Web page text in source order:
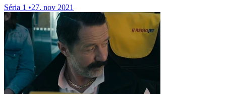
Séria 1 •27. nov 2021